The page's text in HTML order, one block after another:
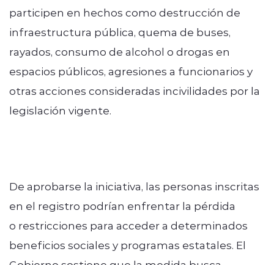
participen en hechos como destrucción de
infraestructura pública, quema de buses,
rayados, consumo de alcohol o drogas en
espacios públicos, agresiones a funcionarios y
otras acciones consideradas incivilidades por la
legislación vigente.
De aprobarse la iniciativa, las personas inscritas
en el registro podrían enfrentar la pérdida
o restricciones para acceder a determinados
beneficios sociales y programas estatales. El